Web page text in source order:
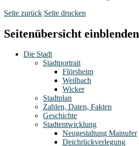
Seite zurück Seite drucken
Seitenübersicht einblenden
Die Stadt
Stadtportrait
Flörsheim
Weilbach
Wicker
Stadtplan
Zahlen, Daten, Fakten
Geschichte
Stadtentwicklung
Neugestaltung Mainufer
Deichrückverlegung